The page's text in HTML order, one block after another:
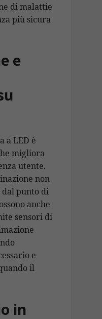
di malattie
più sicura
e
a LED è
migliora
utente.
non
dal punto di
anche
sensori di
e
il
in